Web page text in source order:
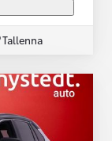
Tallenna